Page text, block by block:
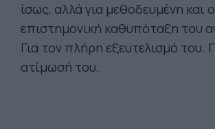
ίσως, αλλά για μεθοδευμένη και
επιστημονική καθυπόταξη του
Για τον πλήρη εξευτελισμό του.
ατίμωσή του.